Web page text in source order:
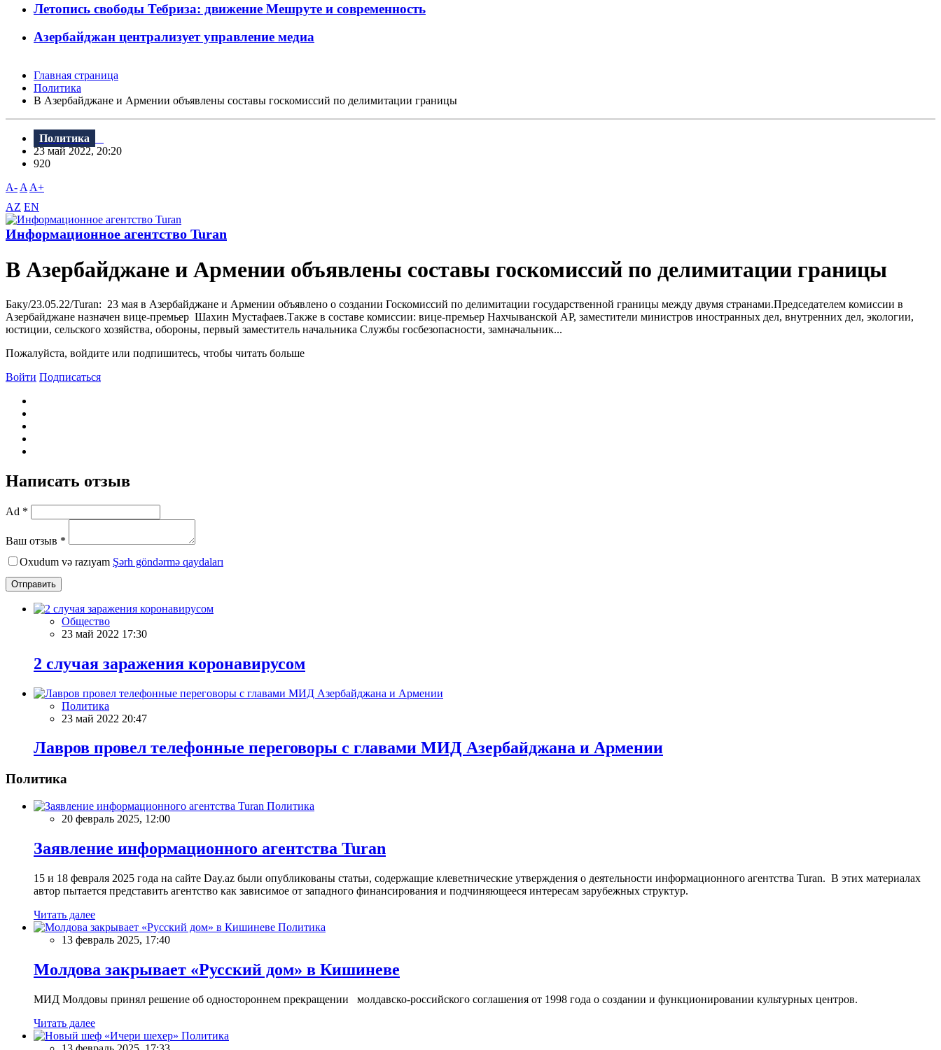
Летопись свободы Тебриза: движение Мешруте и современность
Азербайджан централизует управление медиа
Главная страница
Политика
В Азербайджане и Армении объявлены составы госкомиссий по делимитации границы
Политика
23 май 2022, 20:20
920
A- A A+
AZ EN
Информационное агентство Turan
В Азербайджане и Армении объявлены составы госкомиссий по делимитации границы
Баку/23.05.22/Turan: 23 мая в Азербайджане и Армении объявлено о создании Госкомиссий по делимитации государственной границы между двумя странами.Председателем комиссии в
Азербайджане назначен вице-премьер Шахин Мустафаев.Также в составе комиссии: вице-премьер Нахчыванской АР, заместители министров иностранных дел, внутренних дел, экологии,
юстиции, сельского хозяйства, обороны, первый заместитель начальника Службы госбезопасности, замначальник...
Пожалуйста, войдите или подпишитесь, чтобы читать больше
Войти Подписаться
Написать отзыв
Ad *
Ваш отзыв *
Oxudum və razıyam Şərh göndərmə qaydaları
Отправить
Общество
23 май 2022 17:30
2 случая заражения коронавирусом
Политика
23 май 2022 20:47
Лавров провел телефонные переговоры с главами МИД Азербайджана и Армении
Политика
Политика
20 февраль 2025, 12:00
Заявление информационного агентства Turan
15 и 18 февраля 2025 года на сайте Day.az были опубликованы статьи, содержащие клеветнические утверждения о деятельности информационного агентства Turan. В этих материалах
автор пытается представить агентство как зависимое от западного финансирования и подчиняющееся интересам зарубежных структур.
Читать далее
Политика
13 февраль 2025, 17:40
Молдова закрывает «Русский дом» в Кишиневе
МИД Молдовы принял решение об одностороннем прекращении молдавско-российского соглашения от 1998 года о создании и функционировании культурных центров.
Читать далее
Политика